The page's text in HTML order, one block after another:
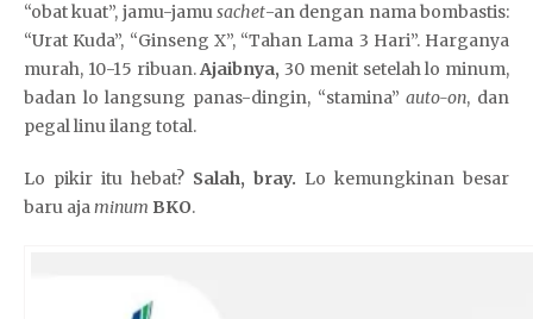
“obat kuat”, jamu-jamusachet-an dengan nama bombastis:
“Urat Kuda”, “Ginseng X”, “Tahan Lama 3 Hari”. Harganya
murah, 10-15 ribuan.Ajaibnya, 30 menit setelah lo minum,
badan lo langsung panas-dingin, “stamina”auto-on, dan
pegal linu ilang total.
Lo pikir itu hebat? Salah, bray. Lo kemungkinan besar
baru ajaminum BKO.